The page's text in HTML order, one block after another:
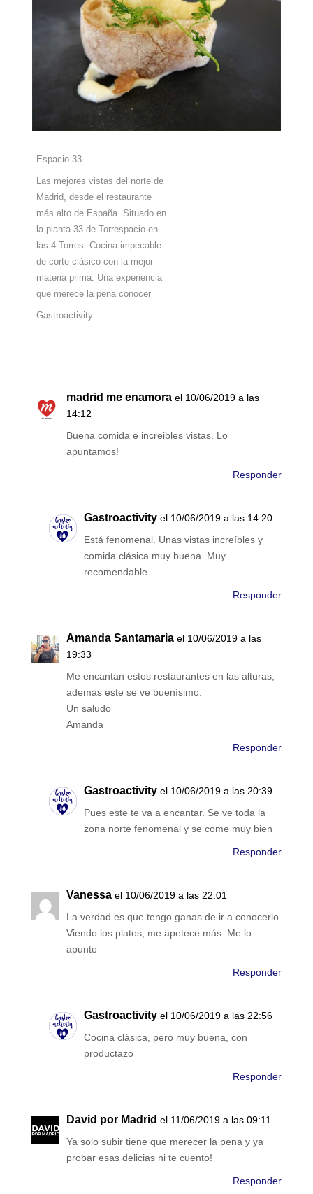
Espacio 33
Las mejores vistas del norte de
Madrid, desde el restaurante
más alto de España. Situado en
la planta 33 de Torrespacio en
las 4 Torres. Cocina impecable
de corte clásico con la mejor
materia prima. Una experiencia
que merece la pena conocer
Gastroactivity
madrid me enamora el 10/06/2019 a las
14:12
Buena comida e increibles vistas. Lo
apuntamos!
Responder
Gastroactivity el 10/06/2019 a las 14:20
Está fenomenal. Unas vistas increíbles y
comida clásica muy buena. Muy
recomendable
Responder
Amanda Santamaria el 10/06/2019 a las
19:33
Me encantan estos restaurantes en las alturas,
además este se ve buenísimo.
Un saludo
Amanda
Responder
Gastroactivity el 10/06/2019 a las 20:39
Pues este te va a encantar. Se ve toda la
zona norte fenomenal y se come muy bien
Responder
Vanessa el 10/06/2019 a las 22:01
La verdad es que tengo ganas de ir a conocerlo.
Viendo los platos, me apetece más. Me lo
apunto
Responder
Gastroactivity el 10/06/2019 a las 22:56
Cocina clásica, pero muy buena, con
productazo
Responder
David por Madrid el 11/06/2019 a las 09:11
Ya solo subir tiene que merecer la pena y ya
probar esas delicias ni te cuento!
Responder